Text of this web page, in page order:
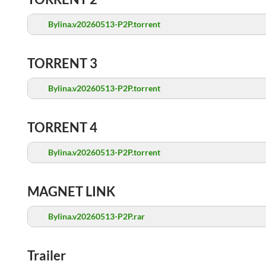
Bylina.v20260513-P2P.torrent
TORRENT 3
Bylina.v20260513-P2P.torrent
TORRENT 4
Bylina.v20260513-P2P.torrent
MAGNET LINK
Bylina.v20260513-P2P.rar
Trailer